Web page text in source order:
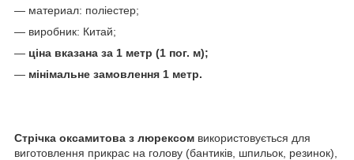
— материал: поліестер;
— виробник: Китай;
— ціна вказана за 1 метр (1 пог. м);
— мінімальне замовлення 1 метр.
Стрічка оксамитова з люрексом використовується для
виготовлення прикрас на голову (бантиків, шпильок, резинок),